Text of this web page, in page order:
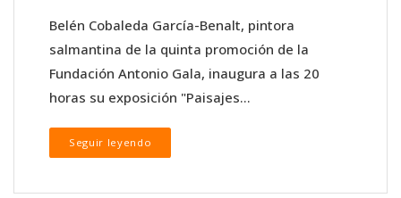
Belén Cobaleda García-Benalt, pintora
salmantina de la quinta promoción de la
Fundación Antonio Gala, inaugura a las 20
horas su exposición "Paisajes...
Seguir leyendo